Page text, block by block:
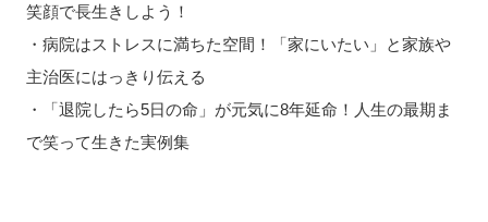
笑顔で長生きしよう！
・病院はストレスに満ちた空間！「家にいたい」と家族や
主治医にはっきり伝える
・「退院したら5日の命」が元気に8年延命！人生の最期ま
で笑って生きた実例集